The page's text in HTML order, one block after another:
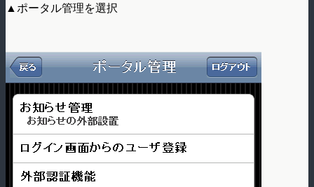
▲ポータル管理を選択